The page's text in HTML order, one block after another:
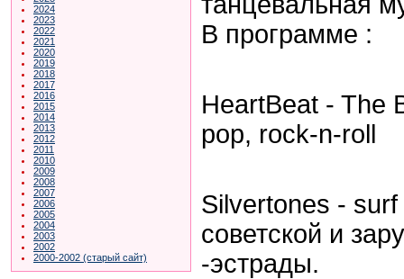
2024
2023
2022
2021
2020
2019
2018
2017
2016
2015
2014
2013
2012
2011
2010
2009
2008
2007
2006
2005
2004
2003
2002
2000-2002 (старый сайт)
В программе :
HeartBeat - The
pop, rock-n-roll
Silvertones -
советской и
-эстрады.